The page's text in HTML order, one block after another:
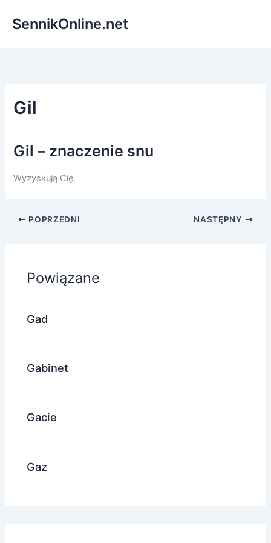
SennikOnline.net
Gil
Gil – znaczenie snu
Wyzyskują Cię.
POPRZEDNI NASTĘPNY
Powiązane
Gad
Gabinet
Gacie
Gaz